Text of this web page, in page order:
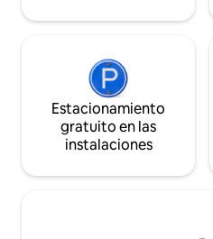
Estacionamiento
gratuito en las
instalaciones